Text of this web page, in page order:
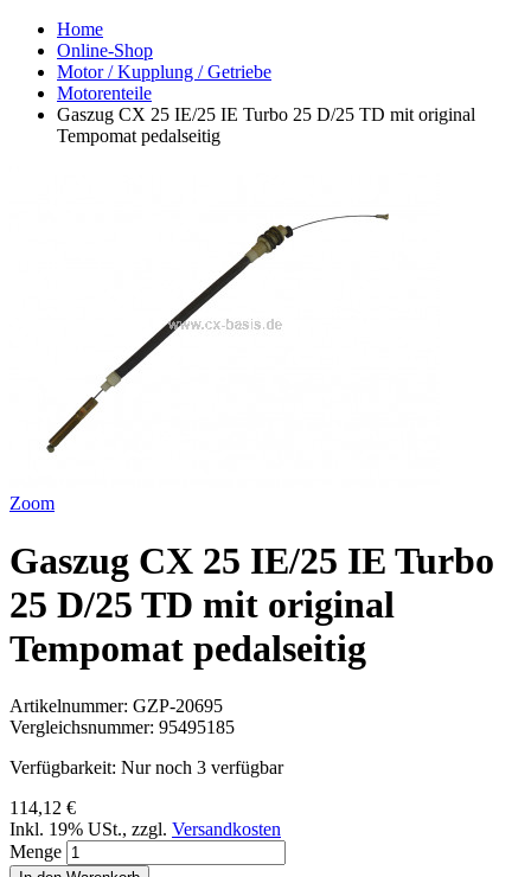
Home
Online-Shop
Motor / Kupplung / Getriebe
Motorenteile
Gaszug CX 25 IE/25 IE Turbo 25 D/25 TD mit original
Tempomat pedalseitig
Zoom
Gaszug CX 25 IE/25 IE Turbo
25 D/25 TD mit original
Tempomat pedalseitig
Artikelnummer: GZP-20695
Vergleichsnummer: 95495185
Verfügbarkeit: Nur noch 3 verfügbar
114,12 €
Inkl. 19% USt., zzgl. Versandkosten
Menge